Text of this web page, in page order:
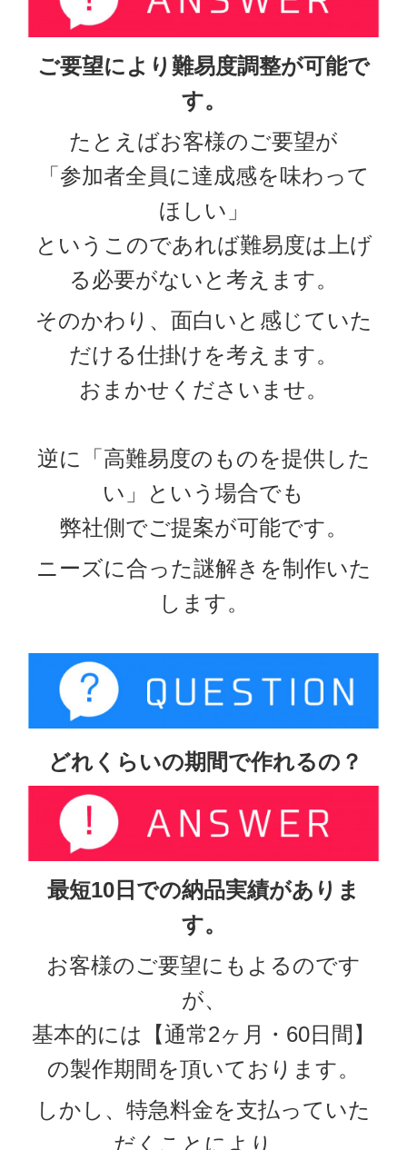
ご要望により難易度調整が可能で
す。
たとえばお客様のご要望が
「参加者全員に達成感を味わって
ほしい」
というこのであれば難易度は上げ
る必要がないと考えます。
そのかわり、面白いと感じていた
だける仕掛けを考えます。
おまかせくださいませ。
逆に「高難易度のものを提供した
い」という場合でも
弊社側でご提案が可能です。
ニーズに合った謎解きを制作いた
します。
どれくらいの期間で作れるの？
最短10日での納品実績がありま
す。
お客様のご要望にもよるのです
が、
基本的には【通常2ヶ月・60日間】
の製作期間を頂いております。
しかし、特急料金を支払っていた
だくことにより、